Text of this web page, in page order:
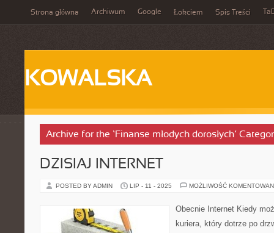
Strona główna Archiwum Google Łokciem Spis Treści
KOWALSKA
Archive for the ‘Finanse młodych dorosłych’
DZISIAJ INTERNET
POSTED BY ADMIN LIP - 11 - 2025 MOŻLIWOŚĆ
Obecnie Internet Kiedy
kuriera, który dotrze po